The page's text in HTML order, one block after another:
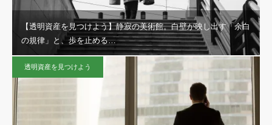
【透明資産を見つけよう】静寂の美術館。白壁が映し出す「余白
の規律」と、歩を止める…
透明資産を見つけよう